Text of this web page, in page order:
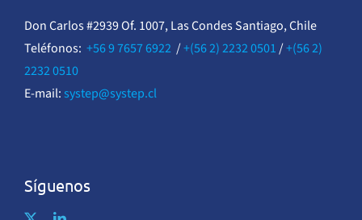
Don Carlos #2939 Of. 1007, Las Condes Santiago, Chile
Teléfonos: +56 9 7657 6922/+(56 2) 2232 0501/+(56 2)
2232 0510
E-mail: systep@systep.cl
Síguenos